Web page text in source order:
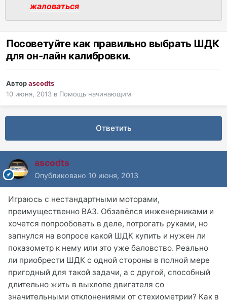
жаловаться
Посоветуйте как правильно выбрать ШДК
для он-лайн калибровки.
Авторascodts
10 июня, 2013 в Помощь начинающим
Ответить
ascodts
Опубликовано 10 июня, 2013
Играюсь с нестандартными моторами,
преимущественно ВАЗ. Обзавёлся инженерниками и
хочется попрообовать в деле, потрогать руками, но
запнулся на вопросе какой ШДК купить и нужен ли
показометр к нему или это уже баловство. Реально
ли приобрести ШДК с одной стороны в полной мере
пригодный для такой задачи, а с другой, способный
длительно жить в выхлопе двигателя со
значительными отклонениями от стехиометрии? Как в